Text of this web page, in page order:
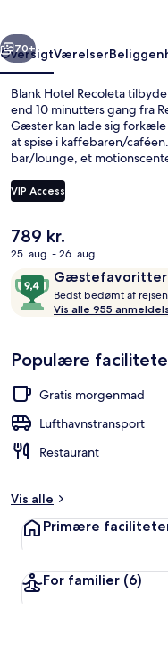
Næste
70+
OversigtVærelser
Blank Hotel Recoleta
end 10 minutters gang fra
Gæster kan lade sig
at spise i kaffebaren/
bar/lounge, et
Offentlig transport ligger
ligger 8 minutter væk og
VIP Access
Den
nuværende
er
789 kr.
789 kr.
25. aug. - 26. aug.
AnmeldelserGæstefavoritter
9,4
ud
af
Gæstefavoritter
Bedst bedømt af
Vis alle 955
Populære
Gratis morgenmad
Lufthavnstransport
Restaurant
Vis alle
Primære
For familier (6)